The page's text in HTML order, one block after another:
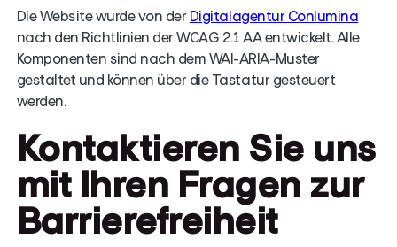
Die Website wurde von derDigitalagentur Conlumina
nach den Richtlinien der WCAG 2.1 AA entwickelt. Alle
Komponenten sind nach dem WAI-ARIA-Muster
gestaltet und können über die Tastatur gesteuert
werden.
Kontaktieren Sie uns
mit Ihren Fragen zur
Barrierefreiheit